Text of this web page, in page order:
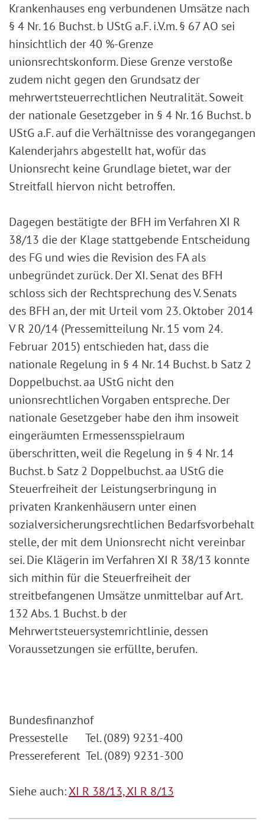
Krankenhauses eng verbundenen Umsätze nach
§ 4 Nr. 16 Buchst. b UStG a.F. i.V.m. § 67 AO sei
hinsichtlich der 40 %-Grenze
unionsrechtskonform. Diese Grenze verstoße
zudem nicht gegen den Grundsatz der
mehrwertsteuerrechtlichen Neutralität. Soweit
der nationale Gesetzgeber in § 4 Nr. 16 Buchst. b
UStG a.F. auf die Verhältnisse des vorangegangen
Kalenderjahrs abgestellt hat, wofür das
Unionsrecht keine Grundlage bietet, war der
Streitfall hiervon nicht betroffen.
Dagegen bestätigte der BFH im Verfahren XI R
38/13 die der Klage stattgebende Entscheidung
des FG und wies die Revision des FA als
unbegründet zurück. Der XI. Senat des BFH
schloss sich der Rechtsprechung des V. Senats
des BFH an, der mit Urteil vom 23. Oktober 2014
V R 20/14 (Pressemitteilung Nr. 15 vom 24.
Februar 2015) entschieden hat, dass die
nationale Regelung in § 4 Nr. 14 Buchst. b Satz 2
Doppelbuchst. aa UStG nicht den
unionsrechtlichen Vorgaben entspreche. Der
nationale Gesetzgeber habe den ihm insoweit
eingeräumten Ermessensspielraum
überschritten, weil die Regelung in § 4 Nr. 14
Buchst. b Satz 2 Doppelbuchst. aa UStG die
Steuerfreiheit der Leistungserbringung in
privaten Krankenhäusern unter einen
sozialversicherungsrechtlichen Bedarfsvorbehalt
stelle, der mit dem Unionsrecht nicht vereinbar
sei. Die Klägerin im Verfahren XI R 38/13 konnte
sich mithin für die Steuerfreiheit der
streitbefangenen Umsätze unmittelbar auf Art.
132 Abs. 1 Buchst. b der
Mehrwertsteuersystemrichtlinie, dessen
Voraussetzungen sie erfüllte, berufen.
Bundesfinanzhof
Pressestelle Tel. (089) 9231-400
Pressereferent Tel. (089) 9231-300
Siehe auch:XI R 38/13,XI R 8/13